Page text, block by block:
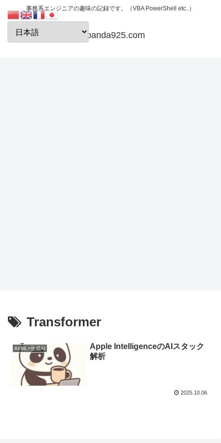
事務系エンジニアの趣味の記録です。（VBA PowerShell etc..）
papanda925.com
Transformer
AI/ML>生成AI
Apple IntelligenceのAIスタック
解析
2025.10.06